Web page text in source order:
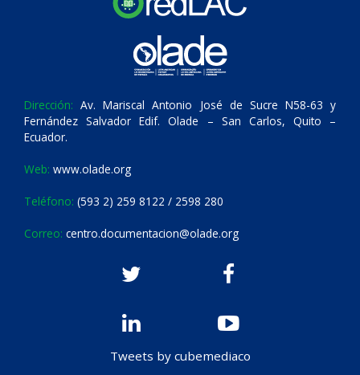
Dirección: Av. Mariscal Antonio José de Sucre N58-63 y
Fernández Salvador Edif. Olade – San Carlos, Quito –
Ecuador.
Web: www.olade.org
Teléfono: (593 2) 259 8122 / 2598 280
Correo: centro.documentacion@olade.org
Tweets by cubemediaco